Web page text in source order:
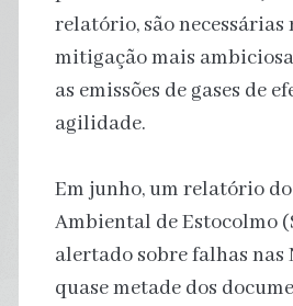
relatório, são necessárias
mitigação mais
as emissões de gases de
agilidade.
Em junho, um relatório
Ambiental de Estocolmo
alertado sobre falhas nas
quase metade dos